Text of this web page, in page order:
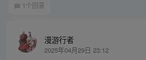
1个回答
漫游行者
2025年04月29日 23:12